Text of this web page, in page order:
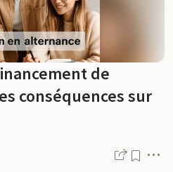
de
conséquences sur